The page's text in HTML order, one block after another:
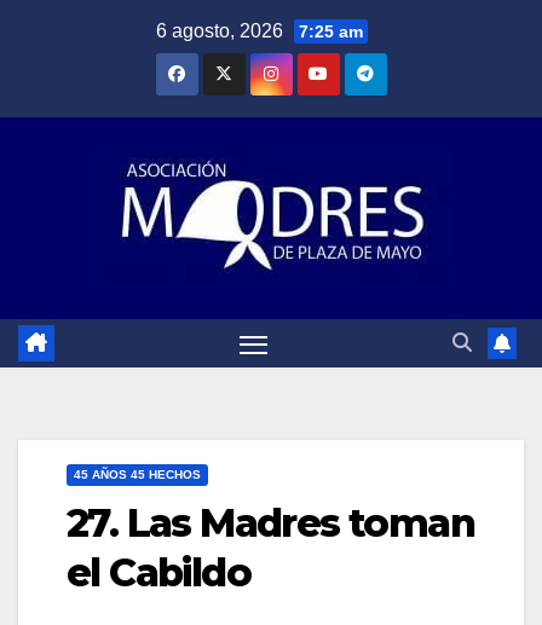
6 agosto, 2026 7:25 am
45 AÑOS 45 HECHOS
27. Las Madres toman
el Cabildo